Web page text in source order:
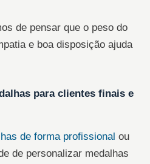
de pensar que o peso do
e boa disposição ajuda
para clientes finais e
de forma profissional ou
de personalizar medalhas